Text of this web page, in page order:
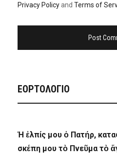
Privacy Policyand Terms of
ΕΟΡΤΟΛΟΓΙΟ
Ἡ ἐλπίς μου ὁ Πατήρ,
σκέπη μου τὸ Πνεῦμα τὸ